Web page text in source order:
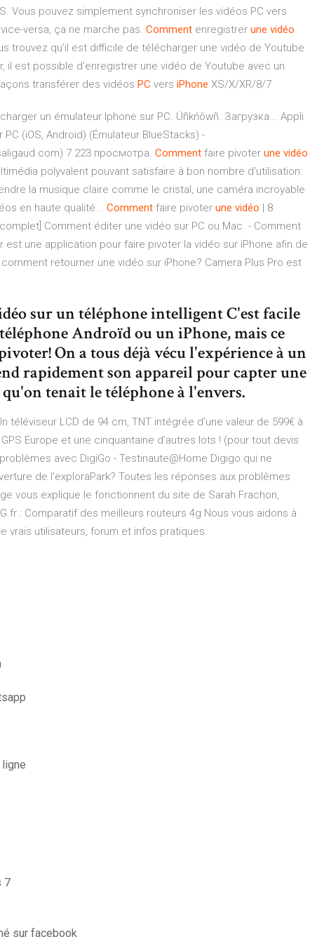
Vous pouvez simplement synchroniser les vidéos PC vers
versa, ça ne marche pas. Comment enregistrer une vidéo
trouvez qu’il est difficile de télécharger une vidéo de Youtube
il est possible d’enregistrer une vidéo de Youtube avec un
transférer des vidéos PC vers iPhone XS/X/XR/8/7
un émulateur Iphone sur PC. Üñkńôwñ. Загрузка... Appli
(iOS, Android) (Émulateur BlueStacks) -
7 223 просмотра. Comment faire pivoter une vidéo
polyvalent pouvant satisfaire à bon nombre d'utilisation:
la musique claire comme le cristal, une caméra incroyable
en haute qualité... Comment faire pivoter une vidéo | 8
Comment éditer une vidéo sur PC ou Mac. - Comment
une application pour faire pivoter la vidéo sur iPhone afin de
retourner une vidéo sur iPhone? Camera Plus Pro est
sur un téléphone intelligent C'est facile
Androïd ou un iPhone, mais ce
On a tous déjà vécu l'expérience à un
rapidement son appareil pour capter une
tenait le téléphone à l'envers.
téléviseur LCD de 94 cm, TNT intégrée d’une valeur de 599€ à
Europe et une cinquantaine d’autres lots ! (pour tout devis
avec DigiGo - Testinaute@Home Digigo qui ne
de l'exploraPark? Toutes les réponses aux problèmes
vous explique le fonctionnent du site de Sarah Frachon,
: Comparatif des meilleurs routeurs 4g Nous vous aidons à
vrais utilisateurs, forum et infos pratiques.
7
sur facebook